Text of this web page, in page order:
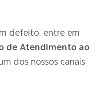
defeito, entre em
de Atendimento ao
dos nossos canais